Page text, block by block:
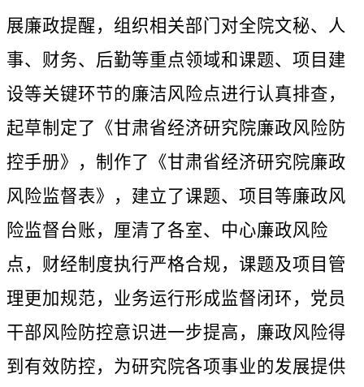
展廉政提醒，组织相关部门对全院文秘、人
事、财务、后勤等重点领域和课题、项目建
设等关键环节的廉洁风险点进行认真排查，
起草制定了《甘肃省经济研究院廉政风险防
控手册》，制作了《甘肃省经济研究院廉政
风险监督表》，建立了课题、项目等廉政风
险监督台账，厘清了各室、中心廉政风险
点，财经制度执行严格合规，课题及项目管
理更加规范，业务运行形成监督闭环，党员
干部风险防控意识进一步提高，廉政风险得
到有效防控，为研究院各项事业的发展提供